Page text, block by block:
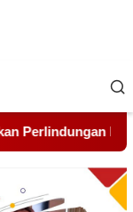
Bermukim Di